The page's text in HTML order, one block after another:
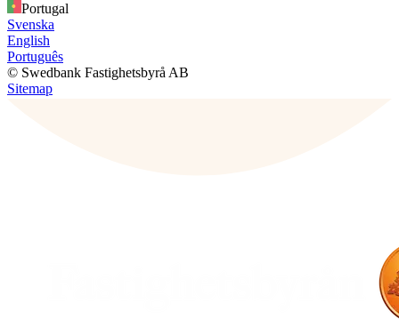
Portugal
Svenska
English
Português
© Swedbank Fastighetsbyrå AB
Sitemap